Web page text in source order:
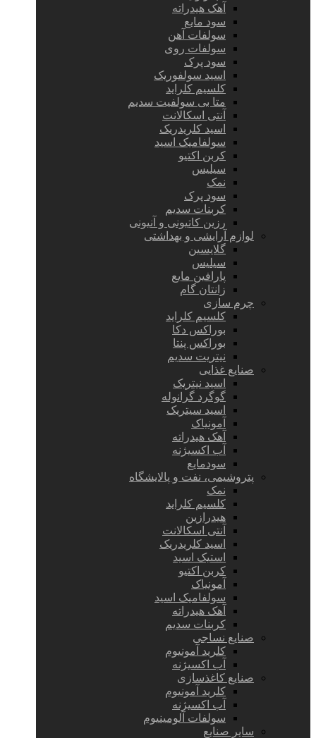
آهک هیدراته
سود مایع
سولفات آهن
سولفات روی
سود پرک
اسید سولفوریک
کلسیم کلراید
متا بی سولفیت سدیم
آنتی اسکالانت
اسید کلریدریک
سولفامیک اسید
کربن اکتیو
سیلیس
نمک
سود پرک
کربنات سدیم
رزین کاتیونی و آنیونی
لوازم آرایشی و بهداشتی
گلایسین
سیلیس
پارافین مایع
زانتان گام
چرم سازی
کلسیم کلراید
بوراکس دکا
بوراکس پنتا
نیتریت سدیم
صنایع غذایی
اسید نیتریک
گوگرد گرانوله
اسید سیتریک
آمونیاک
آهک هیدراته
آب اکسیژنه
سودمایع
پتروشیمی، نفت و پالایشگاه
نمک
کلسیم کلراید
هیدرازین
آنتی اسکالانت
اسید کلریدریک
استیک اسید
کربن اکتیو
آمونیاک
سولفامیک اسید
آهک هیدراته
کربنات سدیم
صنایع نساجی
کلرید آمونیوم
آب اکسیژنه
صنایع کاغذسازی
کلرید آمونیوم
آب اکسیژنه
سولفات آلومینیوم
سایر صنایع